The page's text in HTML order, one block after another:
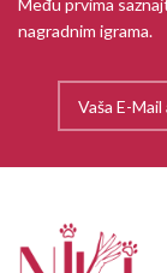
Među prvima
nagradnim igrama.